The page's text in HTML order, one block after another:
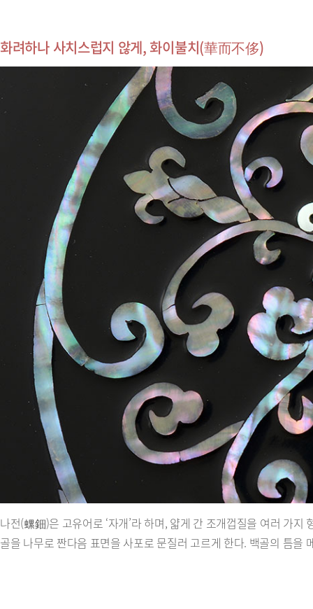
화려하나 사치스럽지 않게, 화이불치(華而不侈)
나전(螺鈿)은 고유어로 ‘자개’라 하며, 얇게 간 조개껍질을 여러 가
골을 나무로 짠다음 표면을 사포로 문질러 고르게 한다. 백골의 틈